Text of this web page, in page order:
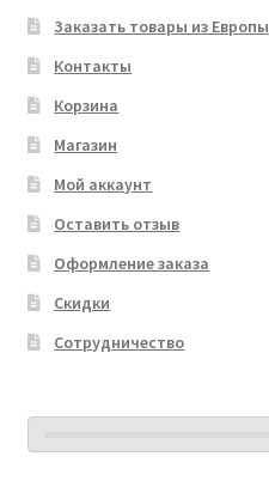
Заказать товары из Европы
Контакты
Корзина
Магазин
Мой аккаунт
Оставить отзыв
Оформление заказа
Скидки
Сотрудничество